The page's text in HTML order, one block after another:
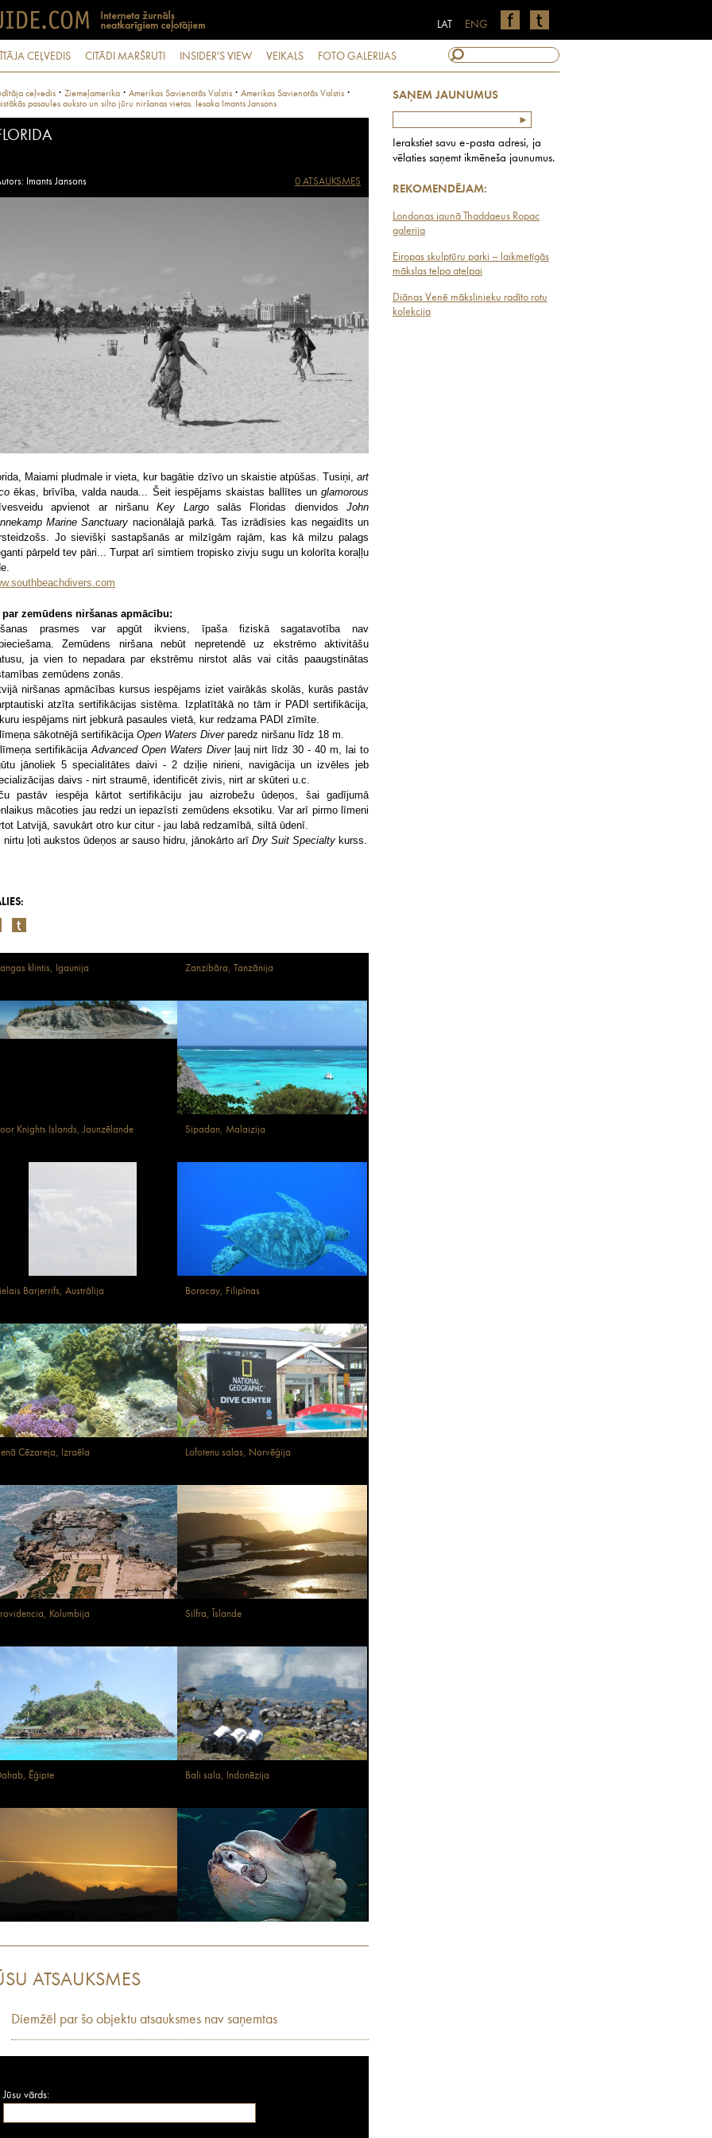
ENG
LAT
CEĻVEDIS CITĀDI MARŠRUTI INSIDER'S VIEW VEIKALS FOTO GALERIJAS
SAŅEM JAUNUMUS
Ierakstiet savu e-pasta adresi, ja
vēlaties saņemt ikmēneša jaunumus.
REKOMENDĒJAM:
Londonas jaunā Thaddaeus Ropac
galerija
Eiropas skulptūru parki – laikmetīgās
mākslas telpa atelpai
Diānas Venē mākslinieku radīto rotu
kolekcija
ceļvedis · Ziemeļamerika · Amerikas Savienotās Valstis · Amerikas Savienotās Valstis ·
pasaules auksto un silto jūru niršanas vietas. Iesaka Imants Jansons
Imants Jansons 0 ATSAUKSMES
Maiami pludmale ir vieta, kur bagātie dzīvo un skaistie atpūšas. Tusiņi, art
ēkas, brīvība, valda nauda... Šeit iespējams skaistas ballītes un glamorous
apvienot ar niršanuKey Largosalās Floridas dienvidosJohn
Marine Sanctuary nacionālajā parkā. Tas izrādīsies kas negaidīts un
Jo sievišķi sastapšanās ar milzīgām rajām, kas kā milzu palags
pārpeld tev pāri... Turpat arī simtiem tropisko zivju sugu un kolorīta koraļļu
zemūdens niršanas apmācību:
prasmes var apgūt ikviens, īpaša fiziskā sagatavotība nav
Zemūdens niršana nebūt nepretendē uz ekstrēmo aktivitāšu
ja vien to nepadara par ekstrēmu nirstot alās vai citās paaugstinātas
zemūdens zonās.
niršanas apmācības kursus iespējams iziet vairākās skolās, kurās pastāv
atzīta sertifikācijas sistēma. Izplatītākā no tām ir PADI sertifikācija,
iespējams nirt jebkurā pasaules vietā, kur redzama PADI zīmīte.
sākotnējā sertifikācija Open Waters Diverparedz niršanu līdz 18 m.
sertifikācija Advanced Open Waters Diverļauj nirt līdz 30 - 40 m, lai to
jānoliek 5 specialitātes daivi - 2 dziļie nirieni, navigācija un izvēles jeb
daivs - nirt straumē, identificēt zivis, nirt ar skūteri u.c.
pastāv iespēja kārtot sertifikāciju jau aizrobežu ūdeņos, šai gadījumā
mācoties jau redzi un iepazīsti zemūdens eksotiku. Var arī pirmo līmeni
Latvijā, savukārt otro kur citur - jau labā redzamībā, siltā ūdenī.
nirtu ļoti aukstos ūdeņos ar sauso hidru, jānokārto arī Dry Suit Specialty kurss.
klintis, Igaunija Zanzibāra, Tanzānija
Knights Islands, Jaunzēlande Sipadan, Malaizija
Barjerrifs, Austrālija Boracay, Filipīnas
Cēzareja, Izraēla Lofotenu salas, Norvēģija
Kolumbija Silfra, Īslande
Ēģipte Bali sala, Indonēzija
ATSAUKSMES
Diemžēl par šo objektu atsauksmes nav saņemtas
Jūsu vārds: